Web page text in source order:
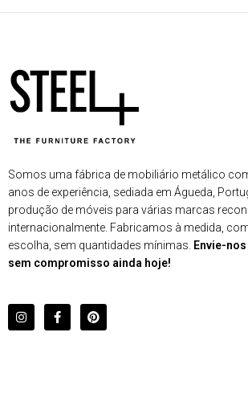
Somos uma fábrica de mobiliário metálico
anos de experiência, sediada em Águeda,
produção de móveis para várias marcas
internacionalmente. Fabricamos à medida,
escolha, sem quantidades mínimas. Envie-
sem compromisso ainda hoje!